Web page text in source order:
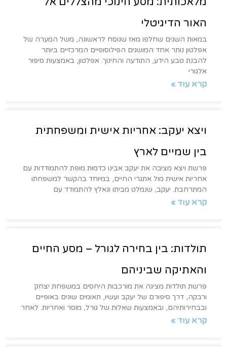
האור הדיגיטלי
במאות השנים שחלפו מאז שנוסח לראשונה, משל המערה של
אפלטון נותר אחד המושגים הפילוסופיים המרכזיים ביותר
להבנת טבע הידע, התודעה והחינוך. אפלטון, באמצעות סיפור
אלגורי
קרא עוד »
ויצא יעקב: אחריות אישית ומשפחתית
בין שמיים לארץ
פרשת ויצא מציבה את יעקב אבינו כדמות מופת להתמודדות עם
אחריות אישית מול אתגרי החיים, במיוחד בהקשר למשפחתו
המתרחבת. יעקב, שנמלט מביתו ונאלץ להתמודד עם
קרא עוד »
תולדות: בין בחירה לגורל – מסע החיים
והאתיקה שביניהם
פרשת תולדות מציגה את מורכבות היחסים במשפחת יצחק
ורבקה, דרך סיפורם של יעקב ועשיו, תאומים שונים באופיים
ובבחירותיהם, ובאמצעות שאלות של גורל, מוסר ואחריות. לאחר
קרא עוד »